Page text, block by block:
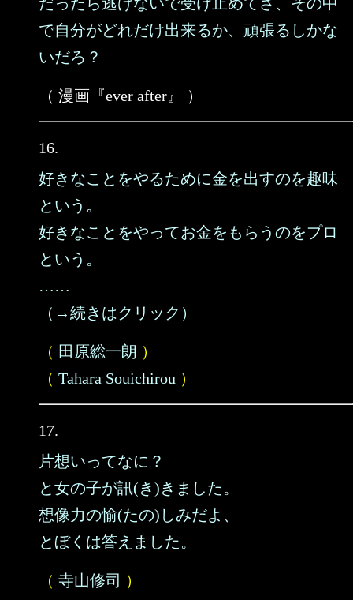
で自分がどれだけ出来るか、頑張るしかな
いだろ？
（ 漫画『ever after』 ）
16.
好きなことをやるために金を出すのを趣味
という。
好きなことをやってお金をもらうのをプロ
という。
……
（→続きはクリック）
（ 田原総一朗 ）
（ Tahara Souichirou ）
17.
片想いってなに？
と女の子が訊(き)きました。
想像力の愉(たの)しみだよ、
とぼくは答えました。
（ 寺山修司 ）